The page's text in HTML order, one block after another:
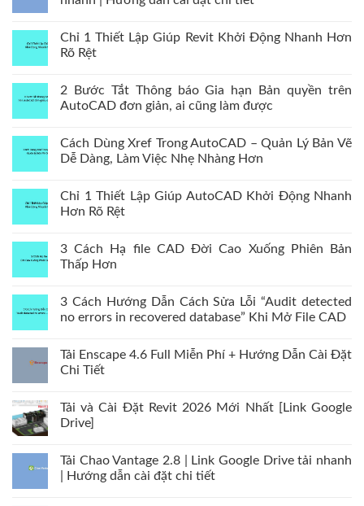
Chỉ 1 Thiết Lập Giúp Revit Khởi Động Nhanh Hơn
Rõ Rệt
2 Bước Tắt Thông báo Gia hạn Bản quyền trên
AutoCAD đơn giản, ai cũng làm được
Cách Dùng Xref Trong AutoCAD – Quản Lý Bản Vẽ
Dễ Dàng, Làm Việc Nhẹ Nhàng Hơn
Chỉ 1 Thiết Lập Giúp AutoCAD Khởi Động Nhanh
Hơn Rõ Rệt
3 Cách Hạ file CAD Đời Cao Xuống Phiên Bản
Thấp Hơn
3 Cách Hướng Dẫn Cách Sửa Lỗi “Audit detected
no errors in recovered database” Khi Mở File CAD
Tải Enscape 4.6 Full Miễn Phí + Hướng Dẫn Cài Đặt
Chi Tiết
Tải và Cài Đặt Revit 2026 Mới Nhất [Link Google
Drive]
Tải Chao Vantage 2.8 | Link Google Drive tải nhanh
| Hướng dẫn cài đặt chi tiết